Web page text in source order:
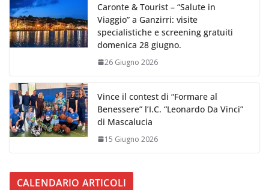
Caronte & Tourist – “Salute in
Viaggio” a Ganzirri: visite
specialistiche e screening gratuiti
domenica 28 giugno.
26 Giugno 2026
Vince il contest di “Formare al
Benessere” l’I.C. “Leonardo Da Vinci”
di Mascalucia
15 Giugno 2026
CALENDARIO ARTICOLI